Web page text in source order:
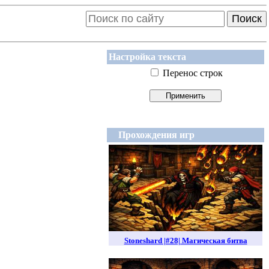
Поиск
Настройка текста
Перенос строк
Прохождения игр
Stoneshard |#28| Магическая битва